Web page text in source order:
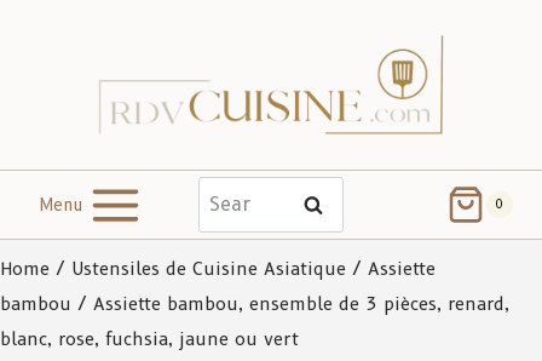
Menu Search 0
Home / Ustensiles de Cuisine Asiatique / Assiette
bambou / Assiette bambou, ensemble de 3 pièces, renard,
blanc, rose, fuchsia, jaune ou vert